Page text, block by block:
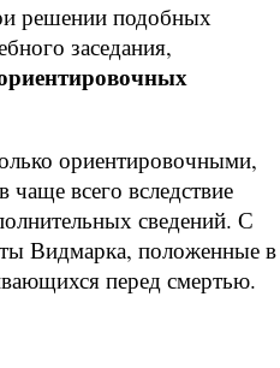
решении подобных
заседания,
ориентировочными,
всего вследствие
сведений. С
Видмарка, положенные в
перед смертью.